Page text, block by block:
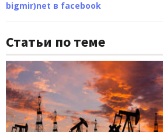
bigmir)net в facebook
Статьи по теме